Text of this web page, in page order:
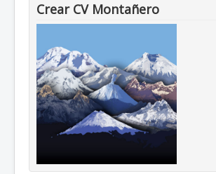
Crear CV Montañero